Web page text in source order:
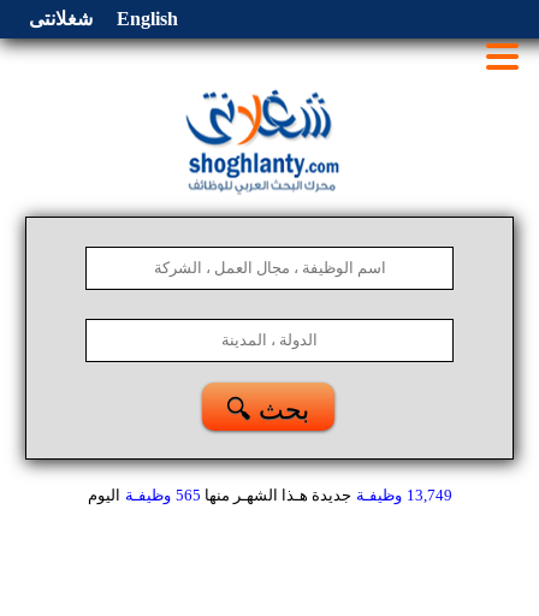
شغلانتى English
🔍 بحث
13,749 وظيفـة جديدة هـذا الشهـر منها 565 وظيفـة اليوم